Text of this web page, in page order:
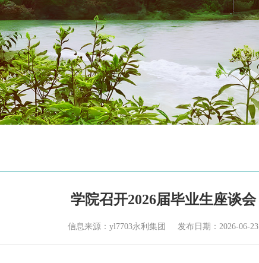
学院召开2026届毕业生座谈会
信息来源：yl7703永利集团 发布日期：2026-06-23